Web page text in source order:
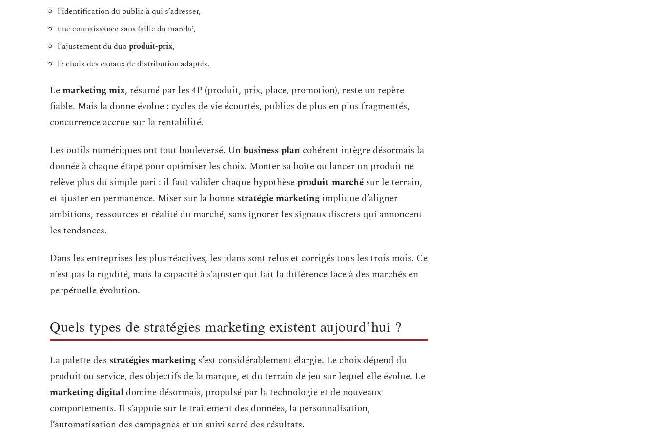
l’identification du public à qui s’adresser,
une connaissance sans faille du marché,
l’ajustement du duo produit-prix,
le choix des canaux de distribution adaptés.
Lemarketing mix, résumé par les 4P (produit, prix, place, promotion), reste un repère
fiable. Mais la donne évolue : cycles de vie écourtés, publics de plus en plus fragmentés,
concurrence accrue sur la rentabilité.
Les outils numériques ont tout bouleversé. Unbusiness plan cohérent intègre désormais la
donnée à chaque étape pour optimiser les choix. Monter sa boîte ou lancer un produit ne
relève plus du simple pari : il faut valider chaque hypothèseproduit-marché sur le terrain,
et ajuster en permanence. Miser sur la bonne stratégie marketing implique d’aligner
ambitions, ressources et réalité du marché, sans ignorer les signaux discrets qui annoncent
les tendances.
Dans les entreprises les plus réactives, les plans sont relus et corrigés tous les trois mois. Ce
n’est pas la rigidité, mais la capacité à s’ajuster qui fait la différence face à des marchés en
perpétuelle évolution.
Quels types de stratégies marketing existent aujourd’hui ?
La palette des stratégies marketing s’est considérablement élargie. Le choix dépend du
produit ou service, des objectifs de la marque, et du terrain de jeu sur lequel elle évolue. Le
marketing digitaldomine désormais, propulsé par la technologie et de nouveaux
comportements. Il s’appuie sur le traitement des données, la personnalisation,
l’automatisation des campagnes et un suivi serré des résultats.